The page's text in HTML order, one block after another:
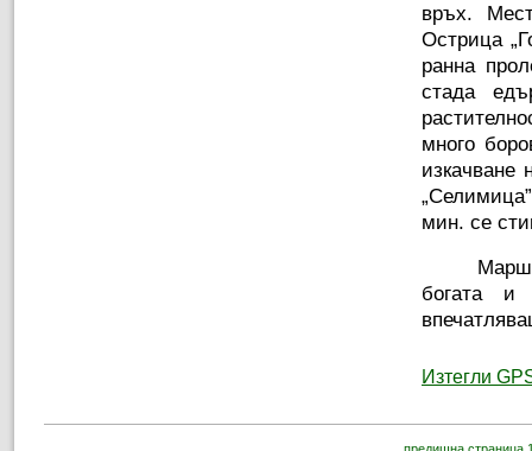
връх.
Острица
ранна
стада
много
изкачване
мин. се
богата и
Изтегли